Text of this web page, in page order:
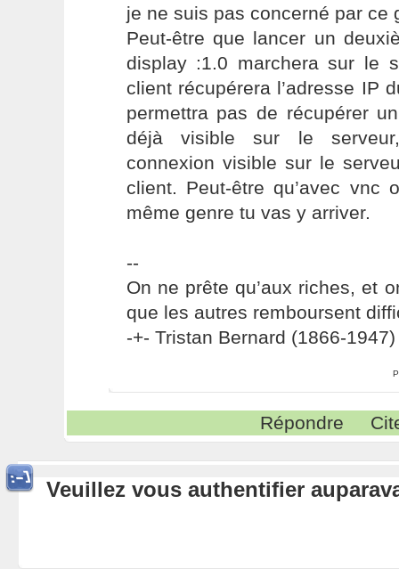
je ne suis pas concerné par ce
Peut-être que lancer un
display :1.0 marchera sur le
client récupérera l’adresse IP
permettra pas de récupérer
déjà visible sur le
connexion visible sur le
client. Peut-être qu’avec vnc
même genre tu vas y arriver.
--
On ne prête qu’aux riches, et
que les autres remboursent
-+- Tristan Bernard (1866-1947)
Répondre
Veuillez vous authentifier